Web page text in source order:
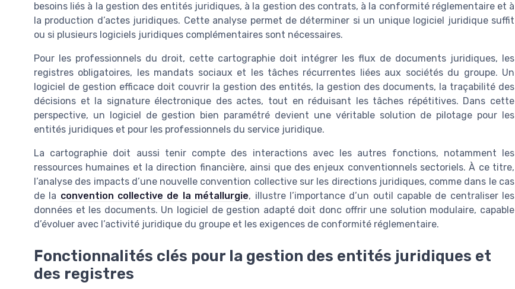
besoins liés à la gestion des entités juridiques, à la gestion des contrats, à la conformité réglementaire et à
la production d’actes juridiques. Cette analyse permet de déterminer si un unique logiciel juridique suffit
ou si plusieurs logiciels juridiques complémentaires sont nécessaires.
Pour les professionnels du droit, cette cartographie doit intégrer les flux de documents juridiques, les
registres obligatoires, les mandats sociaux et les tâches récurrentes liées aux sociétés du groupe. Un
logiciel de gestion efficace doit couvrir la gestion des entités, la gestion des documents, la traçabilité des
décisions et la signature électronique des actes, tout en réduisant les tâches répétitives. Dans cette
perspective, un logiciel de gestion bien paramétré devient une véritable solution de pilotage pour les
entités juridiques et pour les professionnels du service juridique.
La cartographie doit aussi tenir compte des interactions avec les autres fonctions, notamment les
ressources humaines et la direction financière, ainsi que des enjeux conventionnels sectoriels. À ce titre,
l’analyse des impacts d’une nouvelle convention collective sur les directions juridiques, comme dans le cas
de la convention collective de la métallurgie, illustre l’importance d’un outil capable de centraliser les
données et les documents. Un logiciel de gestion adapté doit donc offrir une solution modulaire, capable
d’évoluer avec l’activité juridique du groupe et les exigences de conformité réglementaire.
Fonctionnalités clés pour la gestion des entités juridiques et
des registres